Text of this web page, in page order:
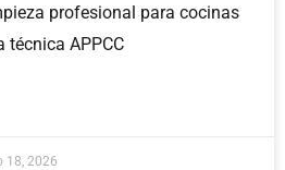
profesional para cocinas
técnica APPCC
18, 2026